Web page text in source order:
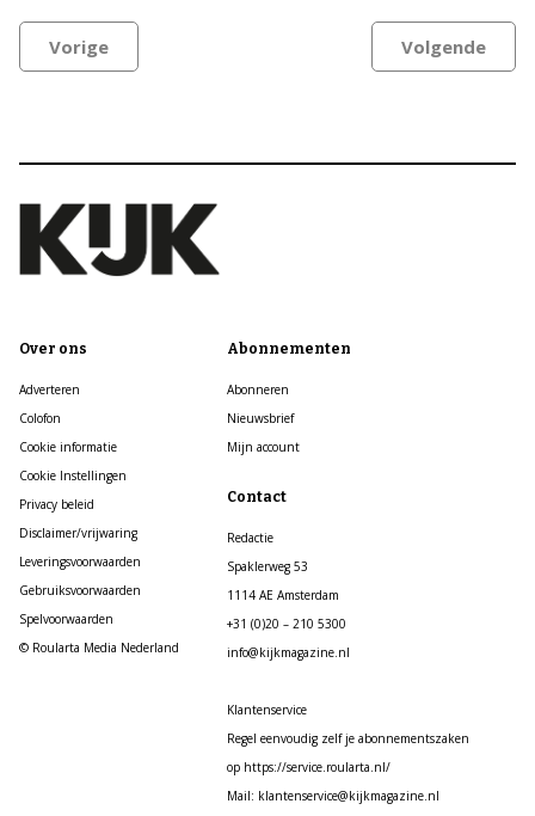
Vorige Volgende
Over ons
Adverteren
Colofon
Cookie informatie
Cookie Instellingen
Privacy beleid
Disclaimer/vrijwaring
Leveringsvoorwaarden
Gebruiksvoorwaarden
Spelvoorwaarden
© Roularta Media Nederland
Abonnementen
Abonneren
Nieuwsbrief
Mijn account
Contact
Redactie
Spaklerweg 53
1114 AE Amsterdam
+31 (0)20 – 210 5300
info@kijkmagazine.nl
Klantenservice
Regel eenvoudig zelf je abonnementszaken
op https://service.roularta.nl/
Mail: klantenservice@kijkmagazine.nl